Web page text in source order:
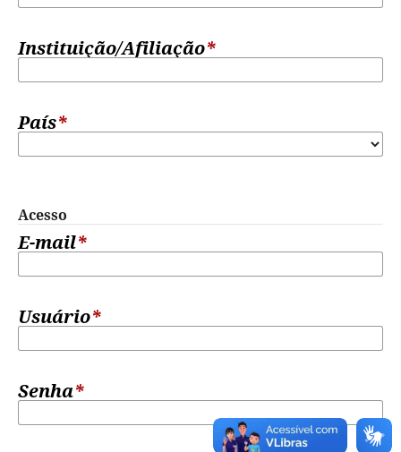
Instituição/Afiliação*
País*
Acesso
E-mail*
Usuário*
Senha*